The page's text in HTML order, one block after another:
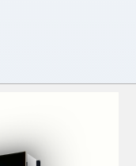
gekriegt.